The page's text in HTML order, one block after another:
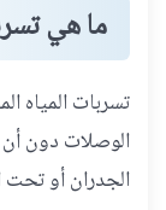
ما هي
تسربات المياه
الوصلات دون
الجدران أو تحت